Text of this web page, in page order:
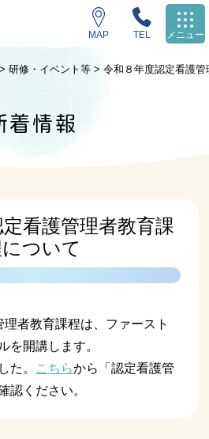
MAP TEL メニュー
>研修・イベント等 >令和８年度認定看護
着情報
看護管理者教育課
ついて
者教育課程は、ファースト
を開講します。
た。
こちらから「認定看護管
認ください。